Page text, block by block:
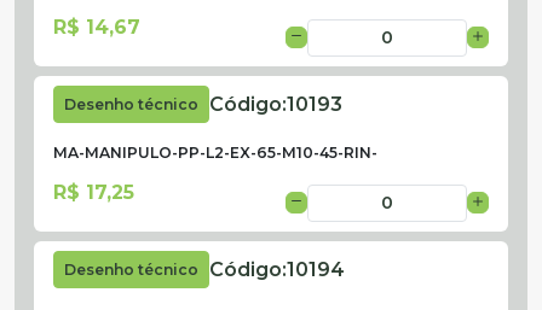
R$ 14,67
Desenho técnico Código:10193
MA-MANIPULO-PP-L2-EX-65-M10-45-RIN-
R$ 17,25
Desenho técnico Código:10194